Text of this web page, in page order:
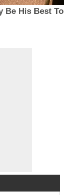
Be His Best To